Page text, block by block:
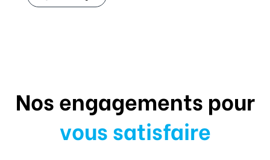
Nos engagements pour
vous satisfaire